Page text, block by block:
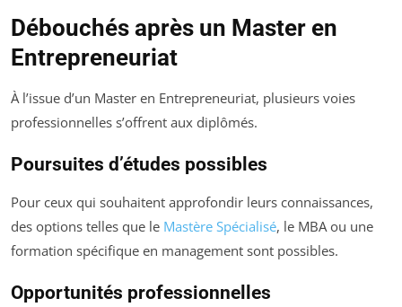
Débouchés après un Master en
Entrepreneuriat
À l’issue d’un Master en Entrepreneuriat, plusieurs voies
professionnelles s’offrent aux diplômés.
Poursuites d’études possibles
Pour ceux qui souhaitent approfondir leurs connaissances,
des options telles que le Mastère Spécialisé, le MBA ou une
formation spécifique en management sont possibles.
Opportunités professionnelles